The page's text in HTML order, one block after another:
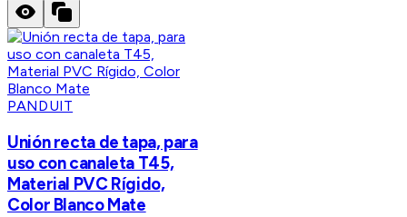
PANDUIT
Unión recta de tapa, para
uso con canaleta T45,
Material PVC Rígido,
Color Blanco Mate